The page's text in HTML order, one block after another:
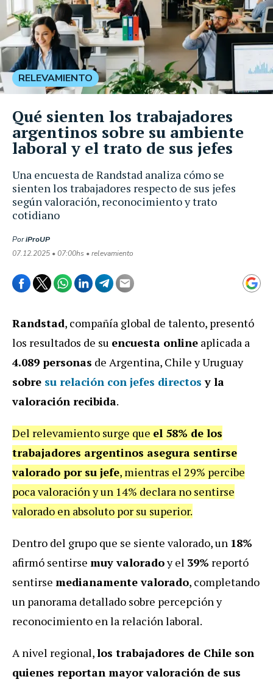
Una encuesta de Randstad analiza cómo se
sienten los trabajadores respecto de sus jefes
según valoración, reconocimiento y trato
cotidiano
PoriProUP
07.12.2025 • 07:00hs • relevamiento
RELEVAMIENTO
Qué sienten los trabajadores
argentinos sobre su ambiente
laboral y el trato de sus jefes
Randstad, compañía global de talento, presentó
los resultados de su encuesta online aplicada a
4.089 personas de Argentina, Chile y Uruguay
sobre su relación con jefes directos y la
valoración recibida.
Del relevamiento surge que el 58% de los
trabajadores argentinos asegura sentirse
valorado por su jefe, mientras el 29% percibe
poca valoración y un 14% declara no sentirse
valorado en absoluto por su superior.
Dentro del grupo que se siente valorado, un 18%
afirmó sentirse muy valoradoy el 39% reportó
sentirse medianamente valorado, completando
un panorama detallado sobre percepción y
reconocimiento en la relación laboral.
A nivel regional,los trabajadores de Chile son
quienes reportan mayor valoración de sus